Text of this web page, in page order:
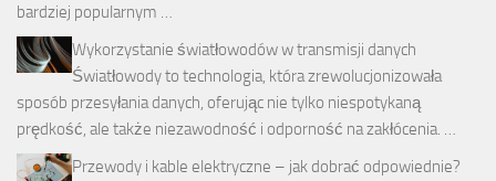
bardziej popularnym …
Wykorzystanie światłowodów w transmisji danych
Światłowody to technologia, która zrewolucjonizowała
sposób przesyłania danych, oferując nie tylko niespotykaną
prędkość, ale także niezawodność i odporność na zakłócenia. …
Przewody i kable elektryczne – jak dobrać odpowiednie?